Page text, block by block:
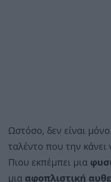
Ωστόσο, δεν είναι
ταλέντο που την κάνει
Πιου εκπέμπει μια
μια αφοπλιστική